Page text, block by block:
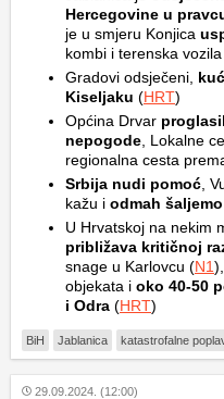
Hercegovine u
je u smjeru Konjica
kombi i terenska
Gradovi odsječeni,
Kiseljaku (HRT)
Općina Drvar
nepogode , Lokalne
regionalna cesta
Srbija nudi pomoć ,
kažu i odmah
U Hrvatskoj na nekim
približava kritičnoj
snage u Karlovcu (N1
objekata i oko 40-50
i Odra (HRT)
BiH Jablanica katastrofalne
29.09.2024. (12:00)